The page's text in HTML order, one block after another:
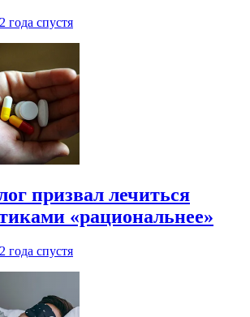
2 года спустя
призвал лечиться
«рациональнее»
2 года спустя